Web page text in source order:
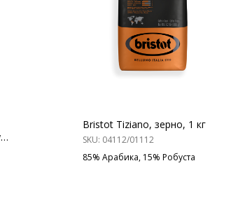
Bristot Tiziano, зерно, 1 кг
SKU: 04112/01112
85% Арабика, 15% Робуста